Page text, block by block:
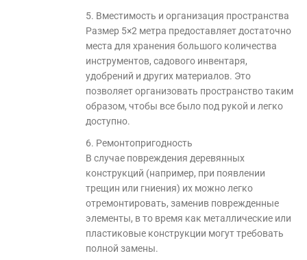
5. Вместимость и организация пространства
Размер 5×2 метра предоставляет достаточно
места для хранения большого количества
инструментов, садового инвентаря,
удобрений и других материалов. Это
позволяет организовать пространство таким
образом, чтобы все было под рукой и легко
доступно.
6. Ремонтопригодность
В случае повреждения деревянных
конструкций (например, при появлении
трещин или гниения) их можно легко
отремонтировать, заменив поврежденные
элементы, в то время как металлические или
пластиковые конструкции могут требовать
полной замены.